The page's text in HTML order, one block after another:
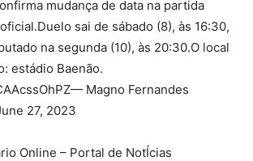
mudança de data na partida
sai de sábado (8), às 16:30,
na segunda (10), às 20:30.O local
estádio Baenão.
Magno Fernandes
27, 2023
Online – Portal de NotÍcias